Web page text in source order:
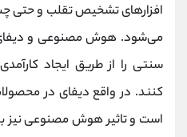
افزارهای تشخیص تقلب و حتی
می‌شود. هوش مصنوعی و
سنتی را از طریق ایجاد
کنند. در واقع دیفای در
است و تاثیر هوش مصنوعی نیز